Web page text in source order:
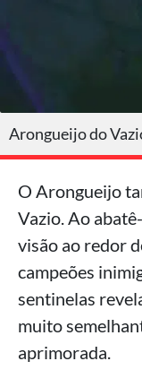
Arongueijo do
O Arongueijo
Vazio. Ao
visão ao redor
campeões
sentinelas
muito
aprimorada.